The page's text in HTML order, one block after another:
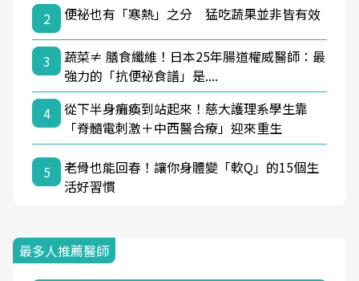
2
便祕也有「寒熱」之分 猛吃蔬果並非皆有效
3
蔬菜≠ 膳食纖維！日本25年腸道權威醫師：最
強力的「抗便祕食譜」是....
4
從下半身癱瘓到站起來！慈大護理系學生靠
「脊髓電刺激＋中西醫合療」迎來重生
5
老骨也能回春！讓你身體變「軟Q」的15個生
活好習慣
最多人推薦醫師